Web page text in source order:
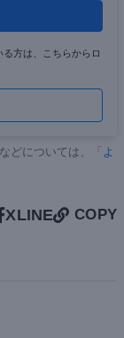
方は、こちらからロ
どについては、「
よ
XLINE COPY